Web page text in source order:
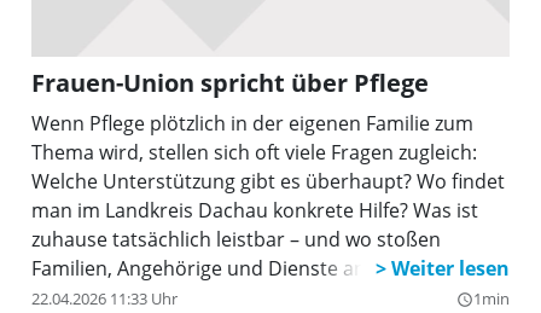
Frauen-Union spricht über Pflege
Wenn Pflege plötzlich in der eigenen Familie zum
Thema wird, stellen sich oft viele Fragen zugleich:
Welche Unterstützung gibt es überhaupt? Wo findet
man im Landkreis Dachau konkrete Hilfe? Was ist
zuhause tatsächlich leistbar – und wo stoßen
Familien, Angehörige und Dienste an Grenzen? Die
Frauen-Union Dachau lädt dazu zu einem Abend
22.04.2026 11:33 Uhr query_builder1min